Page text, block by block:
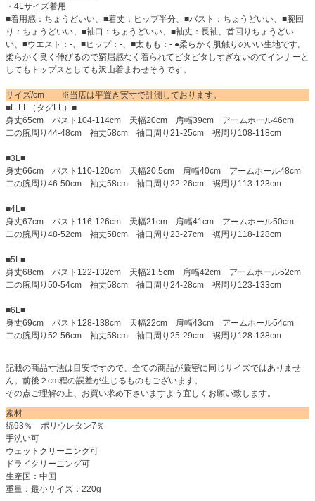
・4Lサイズ着用
■着用感：ちょうどいい、■着丈：ヒップ半分、■バスト：ちょうどいい、■腕回
り：ちょうどいい、■袖口：ちょうどいい、■袖丈：長袖、首回りちょうどい
い、■ウエスト：-、■ヒップ：-、■太もも：- ●柔らかく肌触りのいい生地です。
柔らかく良く伸びるので窮屈感なく着られてピタピタしすぎないのでインナーと
してもトップスとしても沢山着まわせそうです。
サイズ/cm ※当店は平置き実寸で計測しております。
■L-LL（タグLL）■
身丈65cm バスト104-114cm 天幅20cm 肩幅39cm アームホール46cm
二の腕周り44-48cm 袖丈58cm 袖口周り21-25cm 裾周り108-118cm
■3L■
身丈66cm バスト110-120cm 天幅20.5cm 肩幅40cm アームホール48cm
二の腕周り46-50cm 袖丈58cm 袖口周り22-26cm 裾周り113-123cm
■4L■
身丈67cm バスト116-126cm 天幅21cm 肩幅41cm アームホール50cm
二の腕周り48-52cm 袖丈58cm 袖口周り23-27cm 裾周り118-128cm
■5L■
身丈68cm バスト122-132cm 天幅21.5cm 肩幅42cm アームホール52cm
二の腕周り50-54cm 袖丈58cm 袖口周り24-28cm 裾周り123-133cm
■6L■
身丈69cm バスト128-138cm 天幅22cm 肩幅43cm アームホール54cm
二の腕周り52-56cm 袖丈58cm 袖口周り25-29cm 裾周り128-138cm
記載の商品寸法は目安ですので、全ての商品が厳密に同じサイズではありませ
ん。前後２cm程の誤差が生じるものもございます。
その点ご理解の上、お買い求め下さいますよう宜しくお願い致します。
素材
綿93％ ポリウレタン7％
手洗い可
ウェットクリーニング可
ドライクリーニング可
生産国：中国
重量：最小サイズ：220g